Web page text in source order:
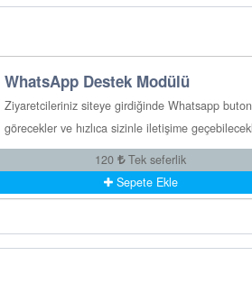
WhatsApp Destek Modülü
Ziyaretcileriniz siteye girdiğinde Whatsapp
görecekler ve hızlıca sizinle iletişime
120
Tek seferlik
Sepete Ekle